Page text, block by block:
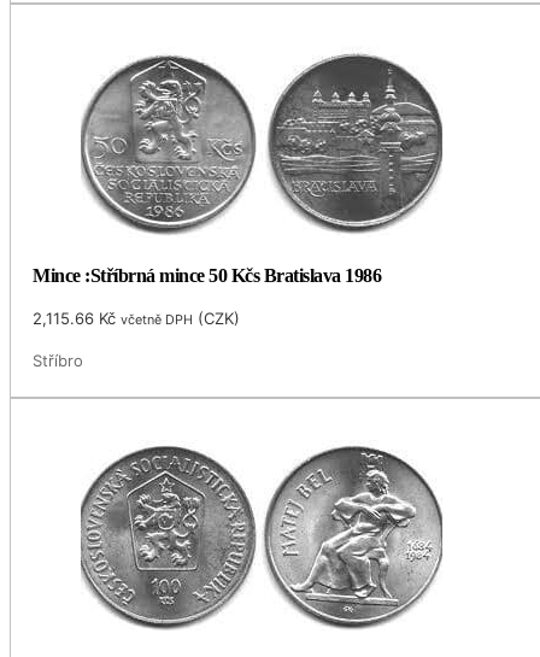
Mince :Stříbrná mince 50 Kčs Bratislava 1986
2,115.66 Kč včetně DPH (CZK)
Stříbro